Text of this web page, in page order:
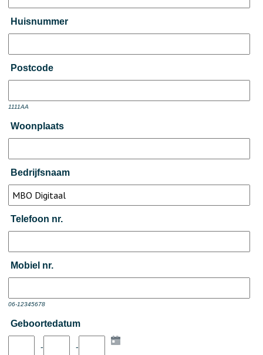
Huisnummer
Postcode
1111AA
Woonplaats
Bedrijfsnaam
Telefoon nr.
Mobiel nr.
06-12345678
Geboortedatum
- -